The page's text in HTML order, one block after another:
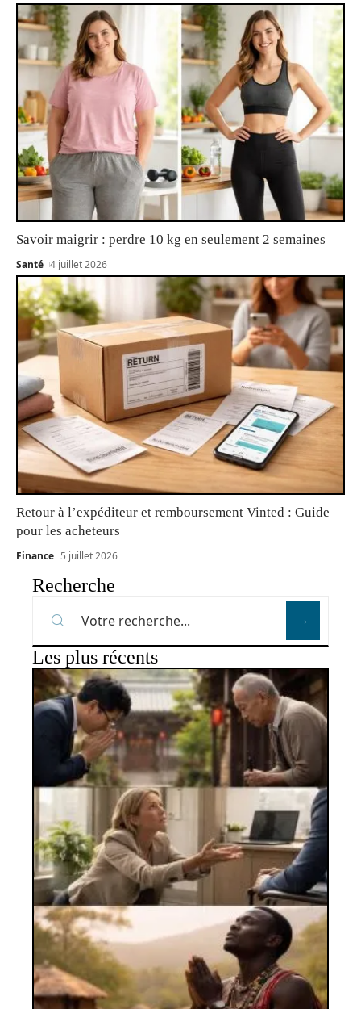
Savoir maigrir : perdre 10 kg en seulement 2 semaines
Santé 4 juillet 2026
Retour à l’expéditeur et remboursement Vinted : Guide
pour les acheteurs
Finance 5 juillet 2026
Recherche
Les plus récents